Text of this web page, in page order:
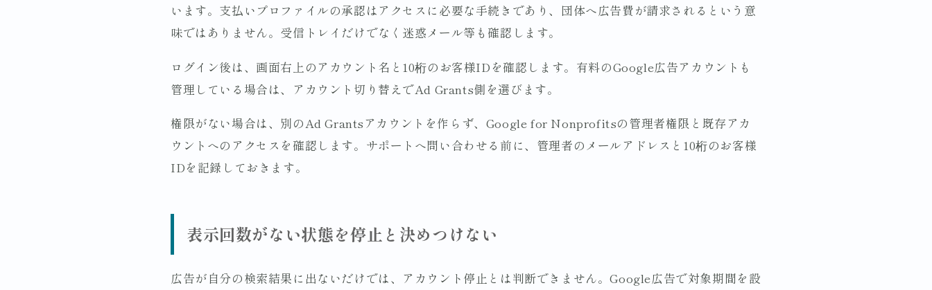
います。支払いプロファイルの承認はアクセスに必要な手続きであり、団体へ広告費が請求されるという意
味ではありません。受信トレイだけでなく迷惑メール等も確認します。
ログイン後は、画面右上のアカウント名と10桁のお客様IDを確認します。有料のGoogle広告アカウントも
管理している場合は、アカウント切り替えでAd Grants側を選びます。
権限がない場合は、別のAd Grantsアカウントを作らず、Google for Nonprofitsの管理者権限と既存アカ
ウントへのアクセスを確認します。サポートへ問い合わせる前に、管理者のメールアドレスと10桁のお客様
IDを記録しておきます。
表示回数がない状態を停止と決めつけない
広告が自分の検索結果に出ないだけでは、アカウント停止とは判断できません。Google広告で対象期間を設